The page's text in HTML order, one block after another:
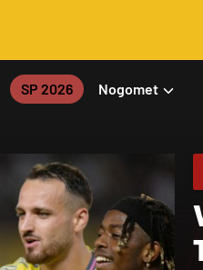
SP 2026 Nogomet